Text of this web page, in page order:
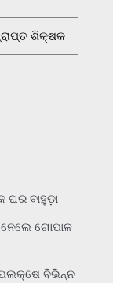
ଶିକ୍ଷକ
ଘର ବାହୁଡ଼ା
ନେଲେ ଗୋପାଳ
ବିଭିନ୍ନ